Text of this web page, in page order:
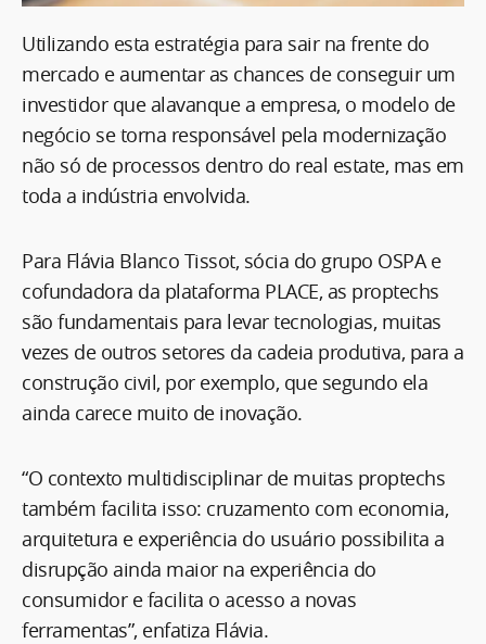
Utilizando esta estratégia para sair na frente do
mercado e aumentar as chances de conseguir um
investidor que alavanque a empresa, o modelo de
negócio se torna responsável pela modernização
não só de processos dentro do real estate, mas em
toda a indústria envolvida.
Para Flávia Blanco Tissot, sócia do grupo OSPA e
cofundadora da plataforma PLACE, as proptechs
são fundamentais para levar tecnologias, muitas
vezes de outros setores da cadeia produtiva, para a
construção civil, por exemplo, que segundo ela
ainda carece muito de inovação.
“O contexto multidisciplinar de muitas proptechs
também facilita isso: cruzamento com economia,
arquitetura e experiência do usuário possibilita a
disrupção ainda maior na experiência do
consumidor e facilita o acesso a novas
ferramentas”, enfatiza Flávia.